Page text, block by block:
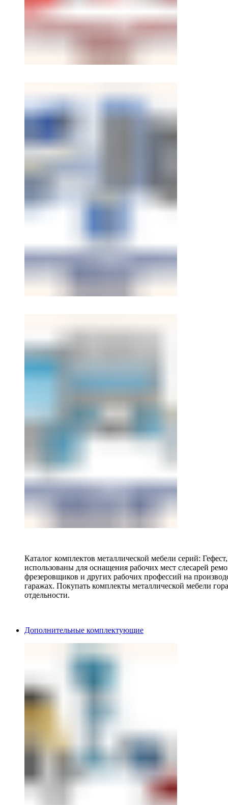
Каталог комплектов металлической мебели серий:
использованы для оснащения рабочих мест слесарей
фрезеровщиков и других рабочих профессий на
гаражах. Покупать комплекты металлической мебели
отдельности.
Дополнительные комплектующие